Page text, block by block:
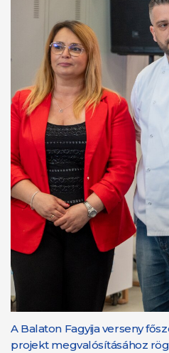
A Balaton Fagyija verseny
projekt megvalósításához